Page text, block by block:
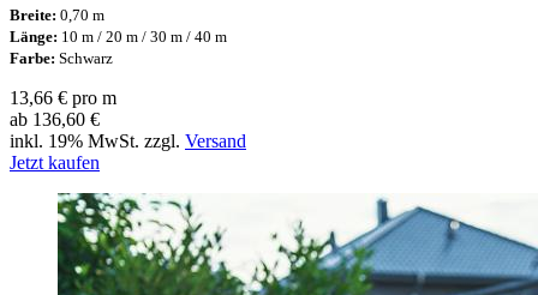
Breite: 0,70 m
Länge: 10 m / 20 m / 30 m / 40 m
Farbe: Schwarz
13,66 € pro m
ab 136,60 €
inkl. 19% MwSt. zzgl. Versand
Jetzt kaufen